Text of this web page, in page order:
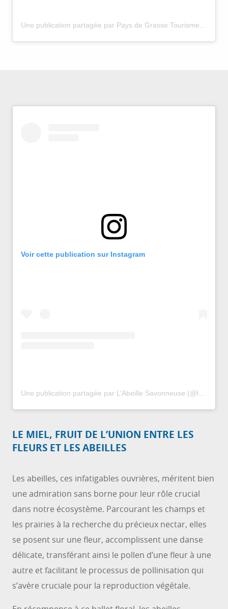
Voir cette publication sur Instagram
LE MIEL, FRUIT DE L’UNION ENTRE LES
FLEURS ET LES ABEILLES
Les abeilles, ces infatigables ouvrières, méritent bien
une admiration sans borne pour leur rôle crucial
dans notre écosystème. Parcourant les champs et
les prairies à la recherche du précieux nectar, elles
se posent sur une fleur, accomplissent une danse
délicate, transférant ainsi le pollen d’une fleur à une
autre et facilitant le processus de pollinisation qui
s’avère cruciale pour la reproduction végétale.